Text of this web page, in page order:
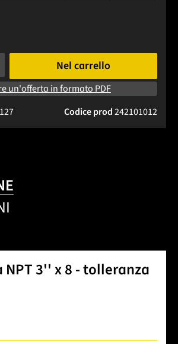
inserisci la quantità desiderata o
Nel carrello
un'offerta in formato PDF
Codice prod242101012
3'' x 8 - tolleranza